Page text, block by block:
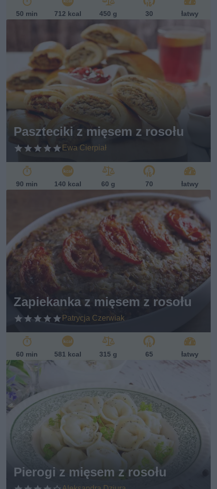
50 min 712 kcal 450 g 30 łatwy
Paszteciki z mięsem z rosołu
Ewa Cierpiał
90 min 140 kcal 60 g 70 łatwy
Zapiekanka z mięsem z rosołu
Patrycja Czerwiak
60 min 581 kcal 315 g 65 łatwy
Pierogi z mięsem z rosołu